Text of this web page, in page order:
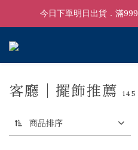
今日下單明日出貨．滿
客廳｜擺飾推薦 145
商品排序